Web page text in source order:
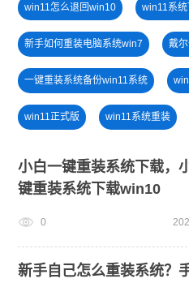
win11怎么退回win10 win11系统
新手如何重装电脑系统win7 戴
一键重装系统备份win11系统
win11正式版 win11系统重装
windows11 电脑死机卡顿
安装win10系统
小白一键重装系统下载，
键重装系统下载win10
0
新手自己怎么重装系统？